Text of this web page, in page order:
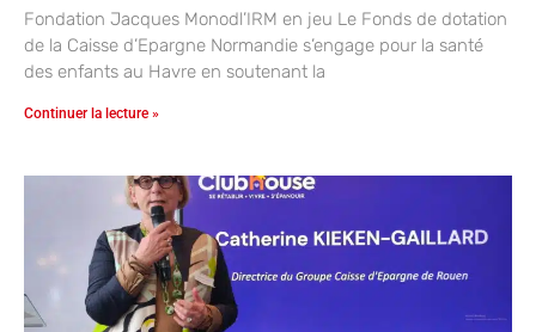
Fondation Jacques Monodl’IRM en jeu Le Fonds de dotation
de la Caisse d’Epargne Normandie s’engage pour la santé
des enfants au Havre en soutenant la
Continuer la lecture »